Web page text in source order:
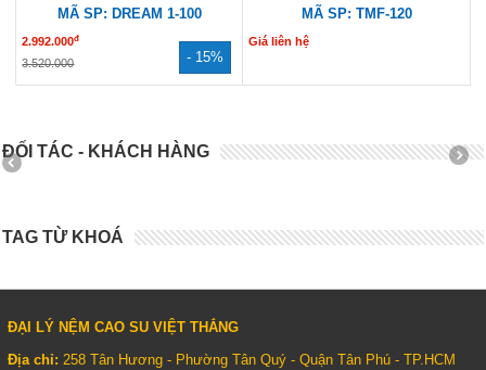
- 15%
MÃ SP: DREAM 1-100
2.992.000đ
3.520.000
MÃ SP: TMF-120
Giá liên hệ
ĐỐI TÁC - KHÁCH HÀNG
TAG TỪ KHOÁ
ĐẠI LÝ NỆM CAO SU VIỆT THẮNG
Địa chỉ: 258 Tân Hương - Phường Tân Quý - Quận Tân Phú - TP.HCM